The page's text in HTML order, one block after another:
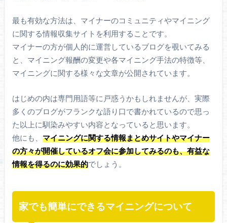
最も有効な方法は、マイナーのコミュニティやマイニング
に関する情報収集サイトを利用することです。
マイナーの方が個人的に運営しているブログを覗いてみる
と、マイニング報酬の変更や各マイニング手法の特徴等、
マイニングに関する様々な文章が公開されています。
はじめの内は専門用語等に戸惑うかもしれませんが、実際
多くのブログがフランクな語り口で書かれているので思っ
た以上に馴染みやすい内容となっていると思います。
他にも、 マイニングに関する情報まとめサイトやマイナー
の方々が開催しているオフ会に参加してみるのも、有益な
情報を得るのに効果的でしょう。
家でも簡単にできるマイニングについて